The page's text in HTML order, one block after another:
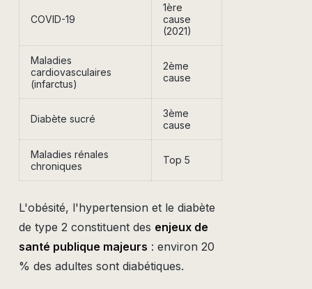
COVID-19
1ère
cause
(2021)
Maladies
cardiovasculaires
(infarctus)
2ème
cause
Diabète sucré
3ème
cause
Maladies rénales
chroniques
Top 5
L'obésité, l'hypertension et le diabète
de type 2 constituent des enjeux de
santé publique majeurs : environ 20
% des adultes sont diabétiques.